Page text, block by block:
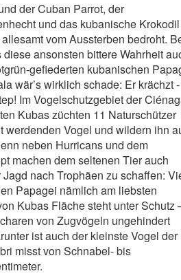
der Cuban Parrot, der
und das kubanische Krokodil
vom Aussterben bedroht.
ansonsten bittere Wahrheit
gefiederten kubanischen
wär’s wirklich schade: Er krächzt -
Im Vogelschutzgebiet der
Kubas züchten 11 Naturschützer
werdenden Vogel und wildern ihn
neben Hurricans und dem
machen dem seltenen Tier auch
nach Trophäen zu schaffen:
Papagei nämlich am liebsten
Kubas Fläche steht unter Schutz
von Zugvögeln ungehindert
ist auch der kleinste Vogel der
misst von Schnabel- bis